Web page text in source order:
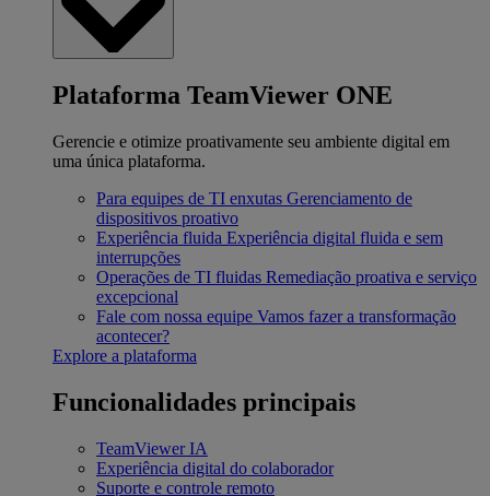
Plataforma TeamViewer ONE
Gerencie e otimize proativamente seu ambiente digital em
uma única plataforma.
Para equipes de TI enxutas Gerenciamento de
dispositivos proativo
Experiência fluida Experiência digital fluida e sem
interrupções
Operações de TI fluidas Remediação proativa e serviço
excepcional
Fale com nossa equipe Vamos fazer a transformação
acontecer?
Explore a plataforma
Funcionalidades principais
TeamViewer IA
Experiência digital do colaborador
Suporte e controle remoto